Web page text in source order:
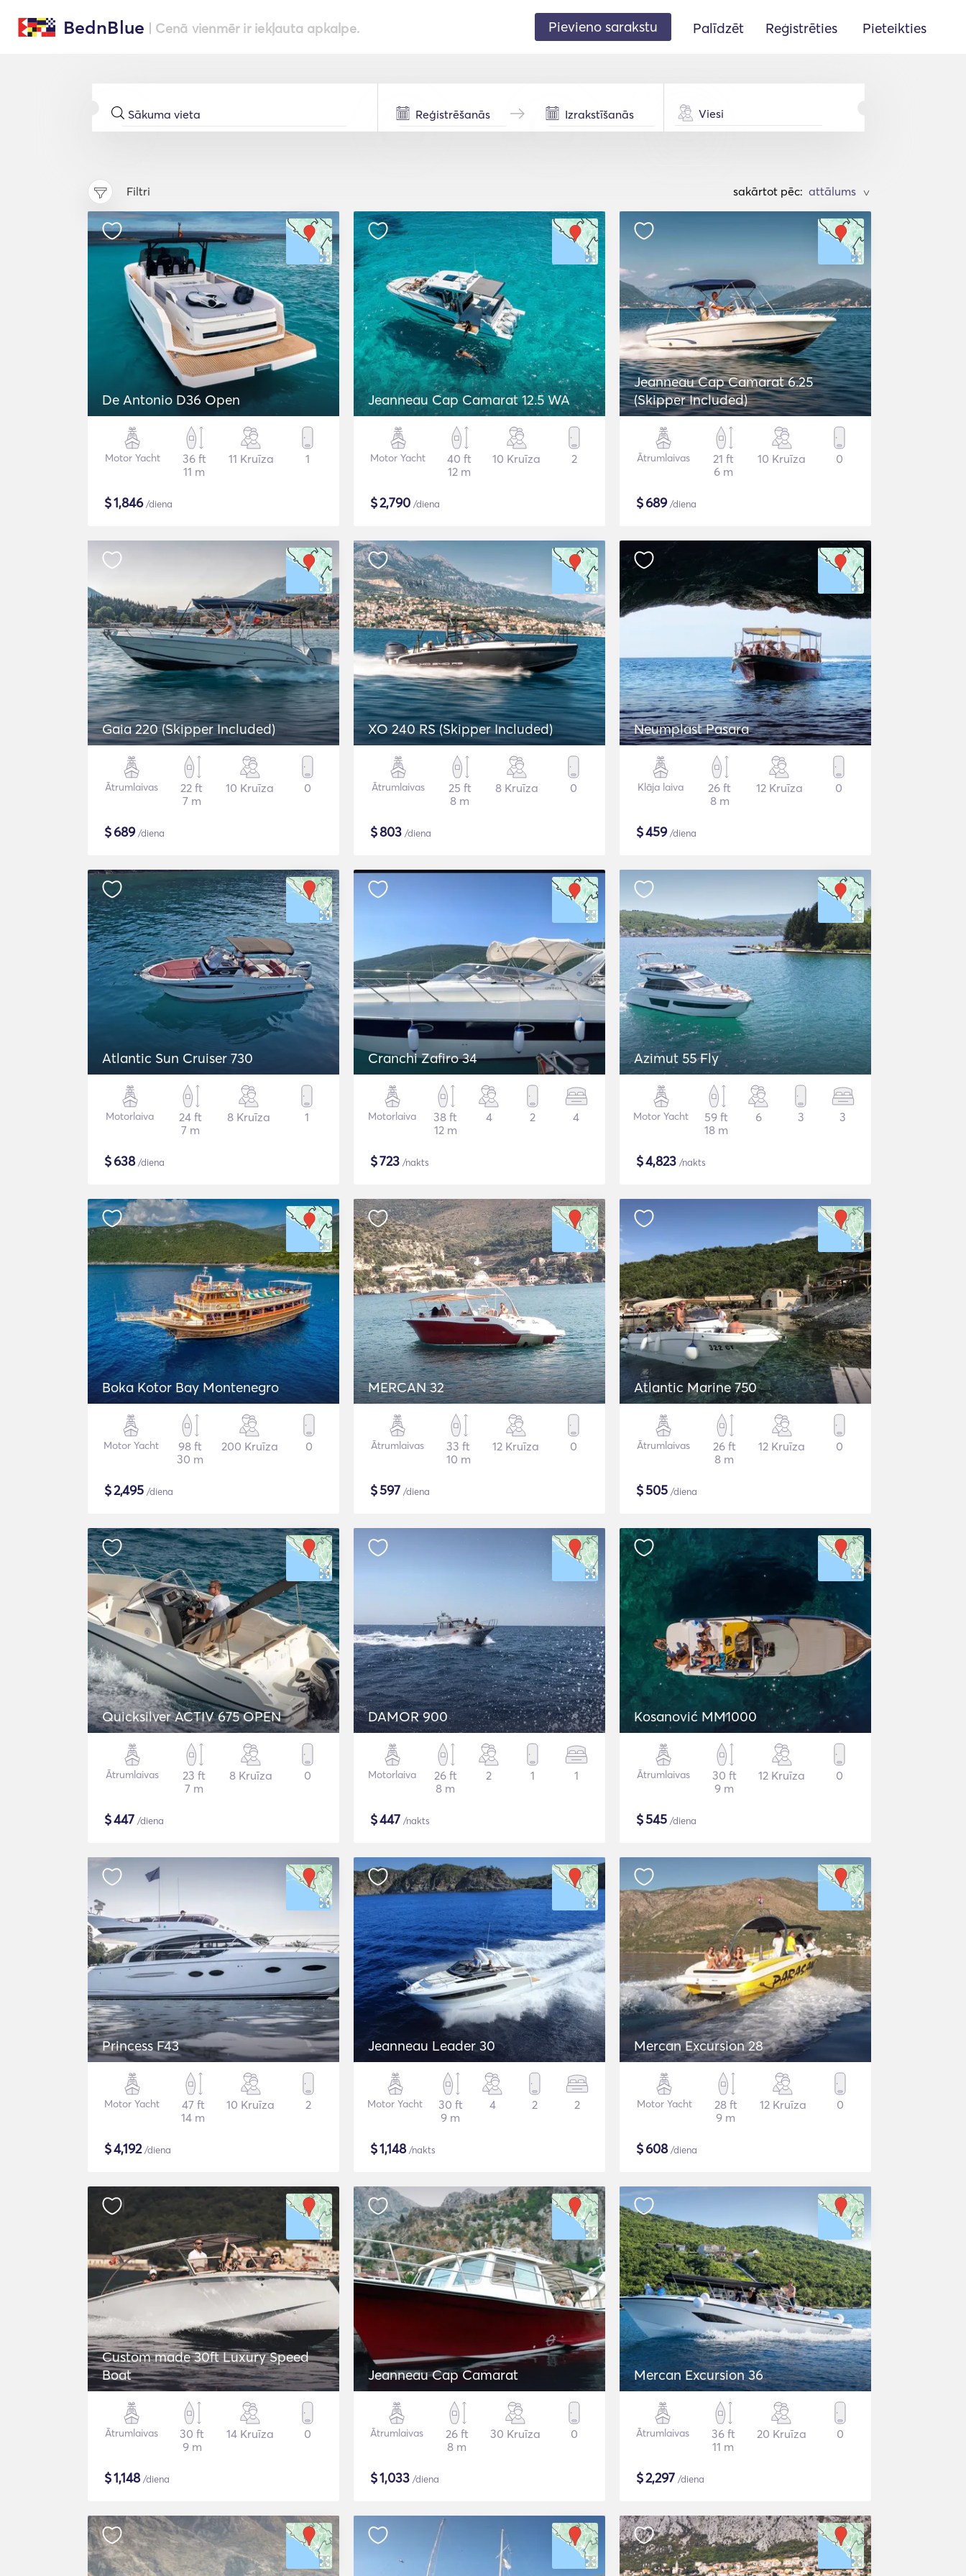
BednBlue | Cenā vienmēr ir iekļauta apkalpe. Pievieno sarakstu Palīdzēt Reģistrēties Pieteikties
Viesi
Filtri sakārtot pēc: >
De Antonio D36 Open
Motor Yacht
36 ft
11 m
11 Kruīza 1
$1,846/diena
Jeanneau Cap Camarat 12.5 WA
Motor Yacht
40 ft
12 m
10 Kruīza 2
$2,790 /diena
Jeanneau Cap Camarat 6.25
(Skipper Included)
Ātrumlaivas
21 ft
6 m
10 Kruīza 0
$689/diena
Gaia 220 (Skipper Included)
Ātrumlaivas
22 ft
7 m
10 Kruīza 0
$689/diena
XO 240 RS (Skipper Included)
Ātrumlaivas
25 ft
8 m
8 Kruīza 0
$803 /diena
Neumplast Pasara
Klāja laiva
26 ft
8 m
12 Kruīza 0
$459/diena
Atlantic Sun Cruiser 730
Motorlaiva
24 ft
7 m
8 Kruīza 1
$638/diena
Cranchi Zafiro 34
Motorlaiva
38 ft
12 m
4 2 4
$723 /nakts
Azimut 55 Fly
Motor Yacht
59 ft
18 m
6 3 3
$4,823 /nakts
Boka Kotor Bay Montenegro
Motor Yacht
98 ft
30 m
200 Kruīza 0
$2,495 /diena
MERCAN 32
Ātrumlaivas
33 ft
10 m
12 Kruīza 0
$597 /diena
Atlantic Marine 750
Ātrumlaivas
26 ft
8 m
12 Kruīza 0
$505 /diena
Quicksilver ACTIV 675 OPEN
Ātrumlaivas
23 ft
7 m
8 Kruīza 0
$447 /diena
DAMOR 900
Motorlaiva
26 ft
8 m
2 1 1
$447 /nakts
Kosanović MM1000
Ātrumlaivas
30 ft
9 m
12 Kruīza 0
$545 /diena
Princess F43
Motor Yacht
47 ft
14 m
10 Kruīza 2
$4,192/diena
Jeanneau Leader 30
Motor Yacht
30 ft
9 m
4 2 2
$1,148/nakts
Mercan Excursion 28
Motor Yacht
28 ft
9 m
12 Kruīza 0
$608/diena
Custom made 30ft Luxury Speed
Boat
Ātrumlaivas
30 ft
9 m
14 Kruīza 0
$1,148/diena
Jeanneau Cap Camarat
Ātrumlaivas
26 ft
8 m
30 Kruīza 0
$1,033 /diena
Mercan Excursion 36
Ātrumlaivas
36 ft
11 m
20 Kruīza 0
$2,297 /diena